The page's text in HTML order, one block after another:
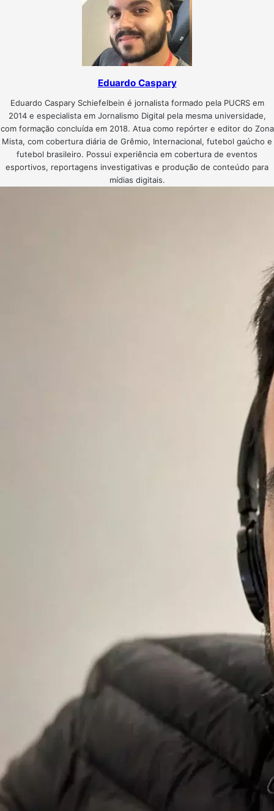
Eduardo Caspary
Eduardo Caspary Schiefelbein é jornalista formado pela PUCRS em
2014 e especialista em Jornalismo Digital pela mesma universidade,
com formação concluída em 2018. Atua como repórter e editor do Zona
Mista, com cobertura diária de Grêmio, Internacional, futebol gaúcho e
futebol brasileiro. Possui experiência em cobertura de eventos
esportivos, reportagens investigativas e produção de conteúdo para
mídias digitais.